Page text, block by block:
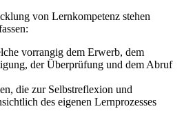
von Lernkompetenz stehen
vorrangig dem Erwerb, dem
der Überprüfung und dem Abruf
die zur Selbstreflexion und
des eigenen Lernprozesses